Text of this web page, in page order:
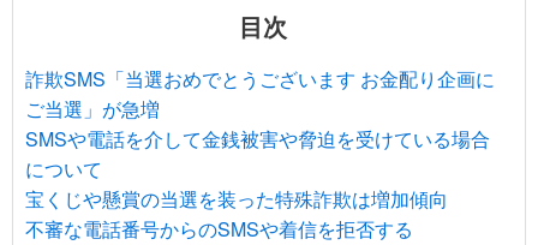
目次
詐欺SMS「当選おめでとうございます お金配り企画に
ご当選」が急増
SMSや電話を介して金銭被害や脅迫を受けている場合
について
宝くじや懸賞の当選を装った特殊詐欺は増加傾向
不審な電話番号からのSMSや着信を拒否する